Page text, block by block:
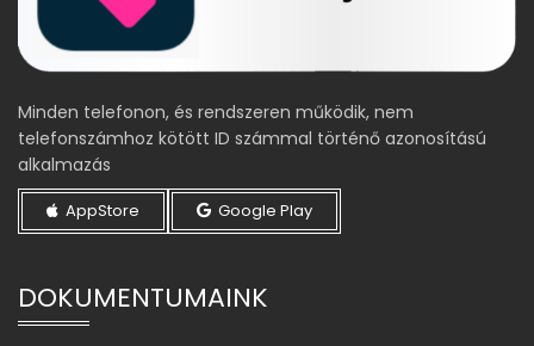
Minden telefonon, és rendszeren működik, nem
telefonszámhoz kötött ID számmal történő azonosítású
alkalmazás
AppStore Google Play
DOKUMENTUMAINK